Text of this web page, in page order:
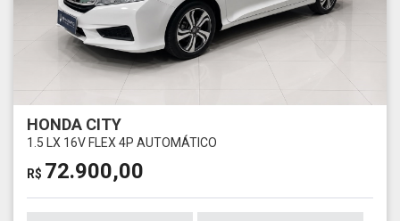
HONDA CITY
1.5 LX 16V FLEX 4P AUTOMÁTICO
R$ 72.900,00